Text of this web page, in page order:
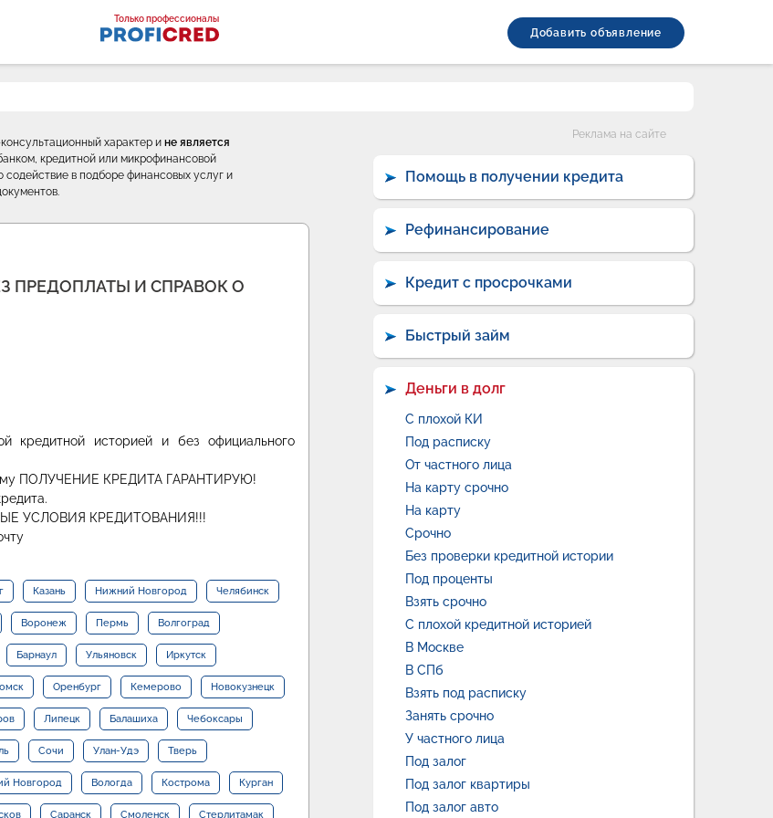
Только профессионалы
Добавить объявление
характер ине является
кредитной или микрофинансовой
в подборе финансовых услуг и
ПРЕДОПЛАТЫ И СПРАВОК О
кредитной историей и без официального
ПОЛУЧЕНИЕ КРЕДИТА ГАРАНТИРУЮ!
УСЛОВИЯ КРЕДИТОВАНИЯ!!!
Казань Нижний Новгород Челябинск
Воронеж Пермь Волгоград
Барнаул Ульяновск Иркутск
Оренбург Кемерово Новокузнецк
Липецк Балашиха Чебоксары
Сочи Улан-Удэ Тверь
Новгород Вологда Кострома Курган
Саранск Смоленск Стерлитамак
Реклама на сайте
Помощь в получении кредита
Рефинансирование
Кредит с просрочками
Быстрый займ
Деньги в долг
С плохой КИ
Под расписку
От частного лица
На карту срочно
На карту
Срочно
Без проверки кредитной истории
Под проценты
Взять срочно
С плохой кредитной историей
В Москве
В СПб
Взять под расписку
Занять срочно
У частного лица
Под залог
Под залог квартиры
Под залог авто